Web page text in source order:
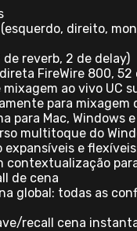
direito,
reverb, 2 de delay)
FireWire 800,
ao vivo UC
para mixagem
para Mac, Windows e
multitoque do
expansíveis e
contextualização
de cena
global: todas as
recall cena